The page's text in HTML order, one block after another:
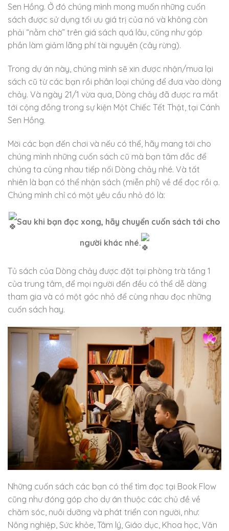
Sen Hồng. Ở đó chúng mình mong muốn những cuốn
sách được sử dụng tối ưu giá trị của nó và không còn
phải “nằm chờ” trên giá sách quá lâu, cũng như góp
phần làm giảm lãng phí tài nguyên (cây rừng).
Trong dự án này, chúng mình sẽ xin được nhận/mua lại
sách cũ từ các bạn rồi phân loại chúng để đưa vào dòng
chảy. Và ngày 21/1 vừa qua, Dòng chảy đã được ra mắt
tới cộng đồng trong sự kiện Một Chiếc Tết Thật, tại Cánh
Sen Hồng.
Mời các bạn đến chơi và nếu có thể, hãy mang tới cho
chúng mình những cuốn sách cũ mà bạn tâm đắc để
chúng ta cùng nhau tiếp nối Dòng chảy nhé. Và tất
nhiên là bạn có thể nhận sách (miễn phí) về để đọc rồi ạ.
Chúng mình chỉ có một yêu cầu nhỏ đó là:
Sau khi bạn đọc xong, hãy chuyển cuốn sách tới cho
người khác nhé.
Tủ sách của Dòng chảy được đặt tại phòng trà tầng 1
của trung tâm, để mọi người đến đều có thể dễ dàng
tham gia và có một góc nhỏ để cùng nhau đọc những
cuốn sách hay.
Những cuốn sách các bạn có thể tìm đọc tại Book Flow
cũng như đóng góp cho dự án thuộc các chủ đề về
chăm sóc, nuôi dưỡng và phát triển con người, như:
Nông nghiệp, Sức khỏe, Tâm lý, Giáo dục, Khoa học, Văn